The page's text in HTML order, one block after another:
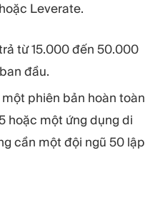
Leverate.
từ 15.000 đến 50.000
đầu.
phiên bản hoàn toàn
hoặc một ứng dụng di
cần một đội ngũ 50 lập